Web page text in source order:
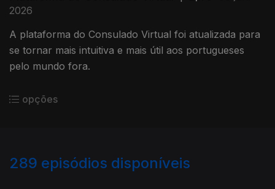
2026
A plataforma do Consulado Virtual foi atualizada para
se tornar mais intuitiva e mais útil aos portugueses
pelo mundo fora.
opções
289 episódios disponíveis